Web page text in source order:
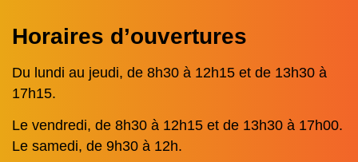
Horaires d’ouvertures
Du lundi au jeudi, de 8h30 à 12h15 et de 13h30 à
17h15.
Le vendredi, de 8h30 à 12h15 et de 13h30 à 17h00.
Le samedi, de 9h30 à 12h.